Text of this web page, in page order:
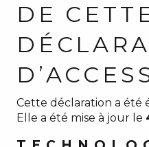
DE
Cette déclaration a été
Elle a été mise à jour le